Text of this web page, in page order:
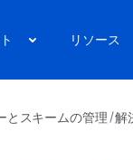
リソース
とスキームの管理 解